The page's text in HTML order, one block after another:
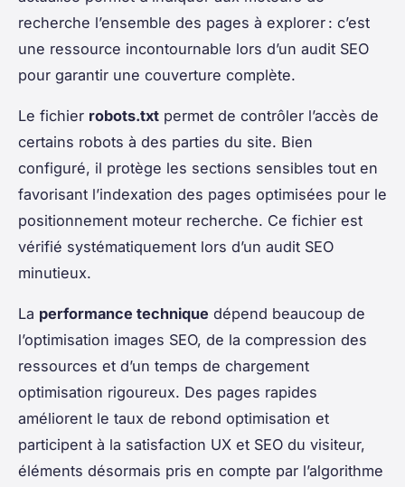
recherche l’ensemble des pages à explorer : c’est
une ressource incontournable lors d’un audit SEO
pour garantir une couverture complète.
Le fichier robots.txt permet de contrôler l’accès de
certains robots à des parties du site. Bien
configuré, il protège les sections sensibles tout en
favorisant l’indexation des pages optimisées pour le
positionnement moteur recherche. Ce fichier est
vérifié systématiquement lors d’un audit SEO
minutieux.
La performance technique dépend beaucoup de
l’optimisation images SEO, de la compression des
ressources et d’un temps de chargement
optimisation rigoureux. Des pages rapides
améliorent le taux de rebond optimisation et
participent à la satisfaction UX et SEO du visiteur,
éléments désormais pris en compte par l’algorithme